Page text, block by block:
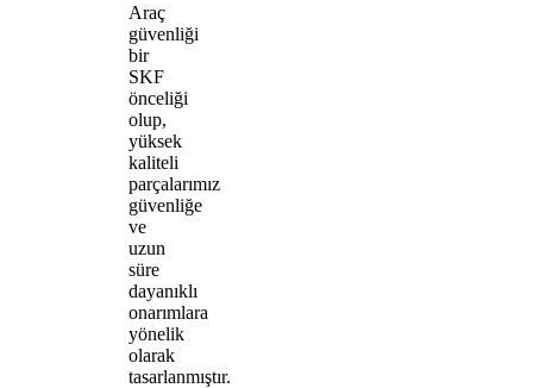
Araç
güvenliği
bir
SKF
önceliği
olup,
yüksek
kaliteli
parçalarımız
güvenliğe
ve
uzun
süre
dayanıklı
onarımlara
yönelik
olarak
tasarlanmıştır.